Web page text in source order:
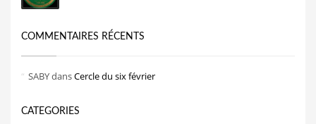
COMMENTAIRES RÉCENTS
SABYdansCercle du six février
CATEGORIES